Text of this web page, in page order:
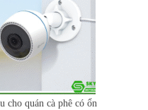
cho quán cà phê có ổn